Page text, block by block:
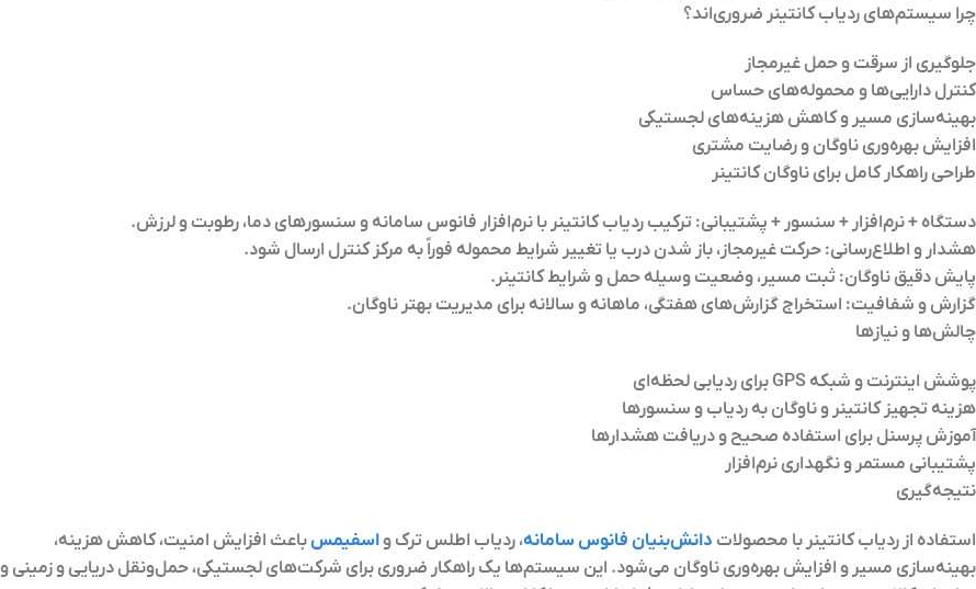
چرا سیستم‌های ردیاب کانتینر ضروری‌اند؟
جلوگیری از سرقت و حمل غیرمجاز
کنترل دارایی‌ها و محموله‌های حساس
بهینه‌سازی مسیر و کاهش هزینه‌های لجستیکی
افزایش بهره‌وری ناوگان و رضایت مشتری
طراحی راهکار کامل برای ناوگان کانتینر
دستگاه + نرم‌افزار + سنسور + پشتیبانی: ترکیب ردیاب کانتینر با نرم‌افزار فانوس سامانه و سنسورهای دما، رطوبت و لرزش.
هشدار و اطلاع‌رسانی: حرکت غیرمجاز، باز شدن درب یا تغییر شرایط محموله فوراً به مرکز کنترل ارسال شود.
پایش دقیق ناوگان: ثبت مسیر، وضعیت وسیله حمل و شرایط کانتینر.
گزارش و شفافیت: استخراج گزارش‌های هفتگی، ماهانه و سالانه برای مدیریت بهتر ناوگان.
چالش‌ها و نیازها
پوشش اینترنت و شبکه GPS برای ردیابی لحظه‌ای
هزینه تجهیز کانتینر و ناوگان به ردیاب و سنسورها
آموزش پرسنل برای استفاده صحیح و دریافت هشدارها
پشتیبانی مستمر و نگهداری نرم‌افزار
نتیجه‌گیری
استفاده از ردیاب کانتینر با محصولات دانش‌بنیان فانوس سامانه، ردیاب اطلس ترک و اسفیمسباعث افزایش امنیت، کاهش هزینه،
بهینه‌سازی مسیر و افزایش بهره‌وری ناوگان می‌شود. این سیستم‌ها یک راهکار ضروری برای شرکت‌های لجستیکی، حمل‌ونقل دریایی و زمینی و